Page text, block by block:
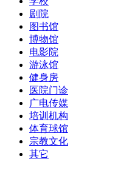
剧院
图书馆
博物馆
电影院
游泳馆
健身房
医院门诊
广电传媒
培训机构
体育球馆
宗教文化
其它